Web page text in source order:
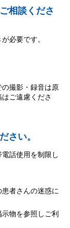
相談くださ
必要です。
撮影・録音は原
ご遠慮くださ
さい。
話使用を制限し
者さんの迷惑に
物を参照しご利